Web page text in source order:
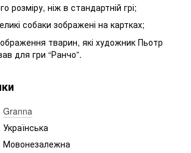
розміру, ніж в стандартній грі;
собаки зображені на картках;
тварин, які художник Пьотр
для гри “Ранчо”.
Granna
Українська
Мовонезалежна